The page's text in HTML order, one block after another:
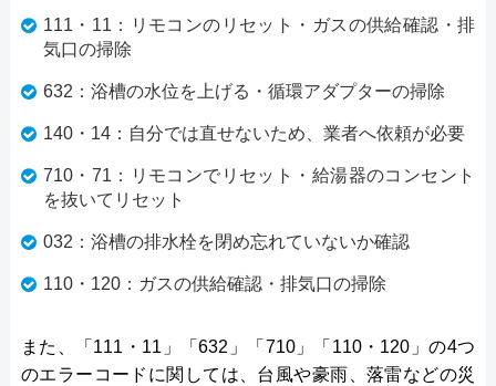
111・11：リモコンのリセット・ガスの供給確認・排
気口の掃除
632：浴槽の水位を上げる・循環アダプターの掃除
140・14：自分では直せないため、業者へ依頼が必要
710・71：リモコンでリセット・給湯器のコンセント
を抜いてリセット
032：浴槽の排水栓を閉め忘れていないか確認
110・120：ガスの供給確認・排気口の掃除
また、「111・11」「632」「710」「110・120」の4つ
のエラーコードに関しては、台風や豪雨、落雷などの災